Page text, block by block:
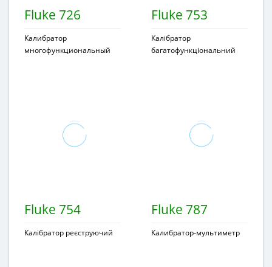
Fluke 726
Калибратор
многофункциональный
Fluke 753
Калібратор
багатофункціональний
Fluke 754
Калібратор реєструючий
Fluke 787
Калибратор-мультиметр